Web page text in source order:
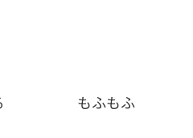
知る もふもふ